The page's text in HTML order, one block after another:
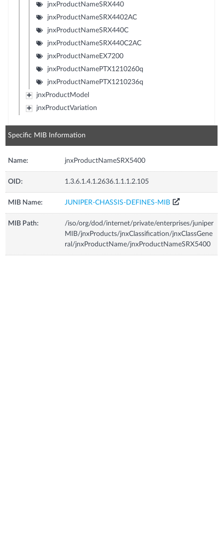
jnxProductNameSRX440
jnxProductNameSRX4402AC
jnxProductNameSRX440C
jnxProductNameSRX440C2AC
jnxProductNameEX7200
jnxProductNamePTX1210260q
jnxProductNamePTX1210236q
jnxProductModel
jnxProductVariation
Specific MIB Information
Name: jnxProductNameSRX5400
OID: 1.3.6.1.4.1.2636.1.1.1.2.105
MIB Name: JUNIPER-CHASSIS-DEFINES-MIB
MIB Path:
/iso/org/dod/internet/private/enterprises/juniper
MIB/jnxProducts/jnxClassification/jnxClassGene
ral/jnxProductName/jnxProductNameSRX5400